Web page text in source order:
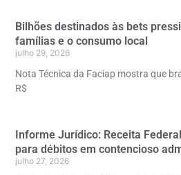
Bilhões destinados às bets
famílias e o consumo local
julho 29, 2026
Nota Técnica da Faciap mostra que
R$
Informe Jurídico: Receita
para débitos em contencioso
julho 27, 2026